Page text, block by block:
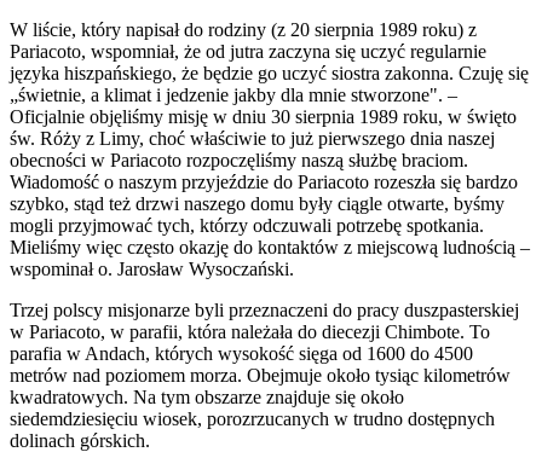
W liście, który napisał do rodziny (z 20 sierpnia 1989 roku) z
Pariacoto, wspomniał, że od jutra zaczyna się uczyć regularnie
języka hiszpańskiego, że będzie go uczyć siostra zakonna. Czuję się
„świetnie, a klimat i jedzenie jakby dla mnie stworzone". –
Oficjalnie objęliśmy misję w dniu 30 sierpnia 1989 roku, w święto
św. Róży z Limy, choć właściwie to już pierwszego dnia naszej
obecności w Pariacoto rozpoczęliśmy naszą służbę braciom.
Wiadomość o naszym przyjeździe do Pariacoto rozeszła się bardzo
szybko, stąd też drzwi naszego domu były ciągle otwarte, byśmy
mogli przyjmować tych, którzy odczuwali potrzebę spotkania.
Mieliśmy więc często okazję do kontaktów z miejscową ludnością –
wspominał o. Jarosław Wysoczański.
Trzej polscy misjonarze byli przeznaczeni do pracy duszpasterskiej
w Pariacoto, w parafii, która należała do diecezji Chimbote. To
parafia w Andach, których wysokość sięga od 1600 do 4500
metrów nad poziomem morza. Obejmuje około tysiąc kilometrów
kwadratowych. Na tym obszarze znajduje się około
siedemdziesięciu wiosek, porozrzucanych w trudno dostępnych
dolinach górskich.